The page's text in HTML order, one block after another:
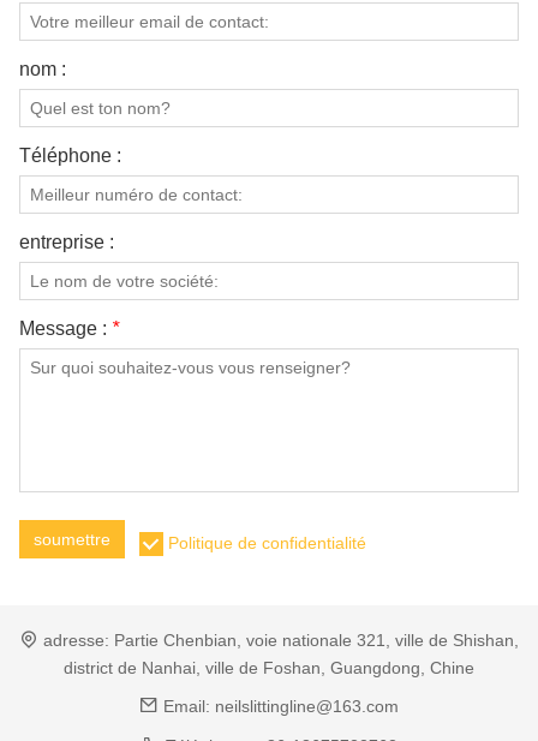
nom :
Téléphone :
entreprise :
Message : *
soumettre Politique de confidentialité
adresse: Partie Chenbian, voie nationale 321, ville de Shishan,
district de Nanhai, ville de Foshan, Guangdong, Chine
Email: neilslittingline@163.com